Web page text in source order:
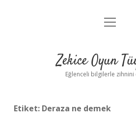
Anasayfa
Yasal Uyarı
menüyü
Zekice Oyun
Eğlenceli bilgilerle zihnini
Etiket: Deraza ne demek